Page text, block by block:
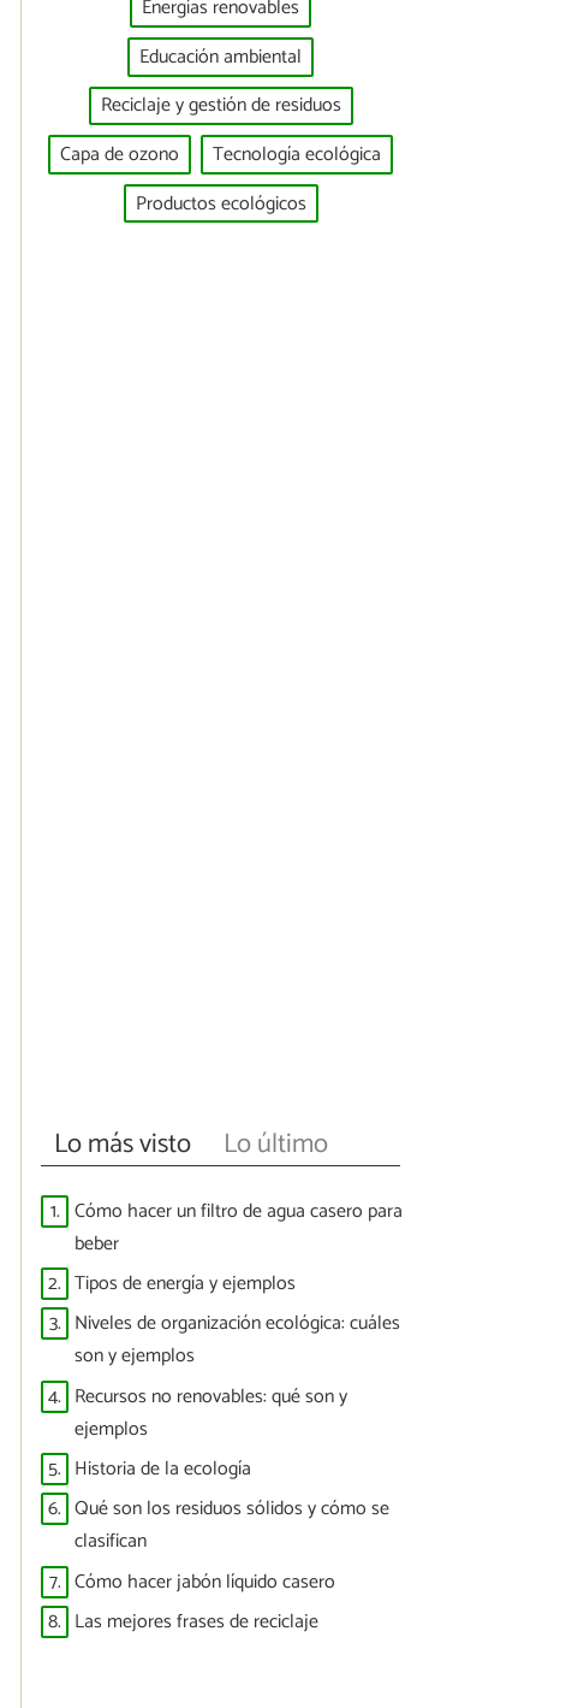
Energías renovables
Educación ambiental
Reciclaje y gestión de residuos
Capa de ozono
Tecnología ecológica
Productos ecológicos
Lo más visto Lo último
1. Cómo hacer un filtro de agua casero para
beber
2. Tipos de energía y ejemplos
3. Niveles de organización ecológica: cuáles
son y ejemplos
4. Recursos no renovables: qué son y
ejemplos
5. Historia de la ecología
6. Qué son los residuos sólidos y cómo se
clasifican
7. Cómo hacer jabón líquido casero
8. Las mejores frases de reciclaje